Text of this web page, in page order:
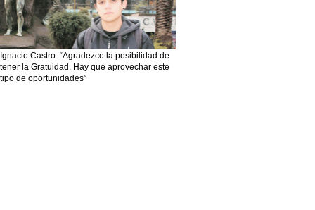
Ignacio Castro: “Agradezco la posibilidad de
tener la Gratuidad. Hay que aprovechar este
tipo de oportunidades”